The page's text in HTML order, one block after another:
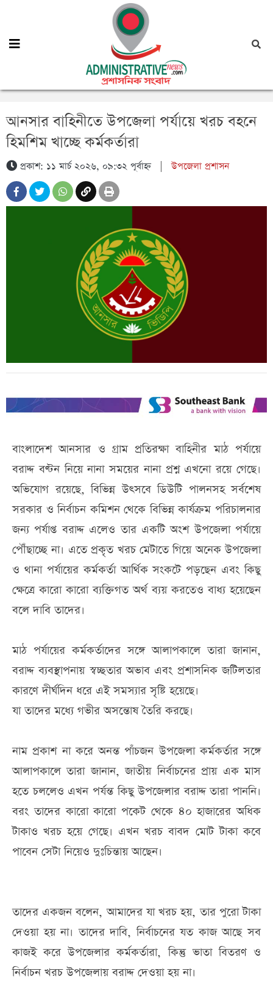
আনসার বাহিনীতে উপজেলা পর্যায়ে খরচ বহনে
হিমশিম খাচ্ছে কর্মকর্তারা
প্রকাশ: ১১ মার্চ ২০২৬, ০৯:৩২ পূর্বাহ্ন|উপজেলা প্রশাসন
বাংলাদেশ আনসার ও গ্রাম প্রতিরক্ষা বাহিনীর মাঠ পর্যায়ে
বরাদ্দ বণ্টন নিয়ে নানা সময়ের নানা প্রশ্ন এখনো রয়ে গেছে।
অভিযোগ রয়েছে, বিভিন্ন উৎসবে ডিউটি পালনসহ সর্বশেষ
সরকার ও নির্বাচন কমিশন থেকে বিভিন্ন কার্যক্রম পরিচালনার
জন্য পর্যাপ্ত বরাদ্দ এলেও তার একটি অংশ উপজেলা পর্যায়ে
পৌঁছাচ্ছে না। এতে প্রকৃত খরচ মেটাতে গিয়ে অনেক উপজেলা
ও থানা পর্যায়ের কর্মকর্তা আর্থিক সংকটে পড়ছেন এবং কিছু
ক্ষেত্রে কারো কারো ব্যক্তিগত অর্থ ব্যয় করতেও বাধ্য হয়েছেন
বলে দাবি তাদের।
মাঠ পর্যায়ের কর্মকর্তাদের সঙ্গে আলাপকালে তারা জানান,
বরাদ্দ ব্যবস্থাপনায় স্বচ্ছতার অভাব এবং প্রশাসনিক জটিলতার
কারণে দীর্ঘদিন ধরে এই সমস্যার সৃষ্টি হয়েছে।
যা তাদের মধ্যে গভীর অসন্তোষ তৈরি করছে।
নাম প্রকাশ না করে অনন্ত পাঁচজন উপজেলা কর্মকর্তার সঙ্গে
আলাপকালে তারা জানান, জাতীয় নির্বাচনের প্রায় এক মাস
হতে চললেও এখন পর্যন্ত কিছু উপজেলার বরাদ্দ তারা পাননি।
বরং তাদের কারো কারো পকেট থেকে ৪০ হাজারের অধিক
টাকাও খরচ হয়ে গেছে। এখন খরচ বাবদ মোট টাকা কবে
পাবেন সেটা নিয়েও দুঃচিন্তায় আছেন।
তাদের একজন বলেন, আমাদের যা খরচ হয়, তার পুরো টাকা
দেওয়া হয় না। তাদের দাবি, নির্বাচনের যত কাজ আছে সব
কাজই করে উপজেলার কর্মকর্তারা, কিন্তু ভাতা বিতরণ ও
নির্বাচন খরচ উপজেলায় বরাদ্দ দেওয়া হয় না।